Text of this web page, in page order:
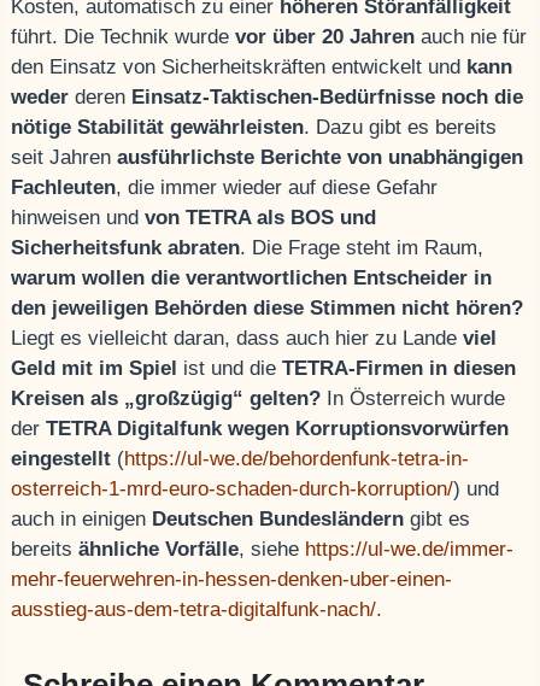
Kosten, automatisch zu einer höheren Störanfälligkeit
führt. Die Technik wurdevor über 20 Jahren auch nie für
den Einsatz von Sicherheitskräften entwickelt und kann
weder deren Einsatz-Taktischen-Bedürfnisse noch die
nötige Stabilität gewährleisten. Dazu gibt es bereits
seit Jahrenausführlichste Berichte von unabhängigen
Fachleuten, die immer wieder auf diese Gefahr
hinweisen undvon TETRA als BOS und
Sicherheitsfunk abraten. Die Frage steht im Raum,
warum wollen die verantwortlichen Entscheider in
den jeweiligen Behörden diese Stimmen nicht hören?
Liegt es vielleicht daran, dass auch hier zu Landeviel
Geld mit im Spiel ist und dieTETRA-Firmen in diesen
Kreisen als „großzügig“ gelten? In Österreich wurde
derTETRA Digitalfunk wegen Korruptionsvorwürfen
eingestellt (https://ul-we.de/behordenfunk-tetra-in-
osterreich-1-mrd-euro-schaden-durch-korruption/) und
auch in einigen Deutschen Bundesländern gibt es
bereitsähnliche Vorfälle, siehe https://ul-we.de/immer-
mehr-feuerwehren-in-hessen-denken-uber-einen-
ausstieg-aus-dem-tetra-digitalfunk-nach/.